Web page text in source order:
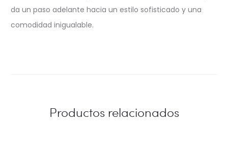
da un paso adelante hacia un estilo sofisticado y una
comodidad inigualable.
Productos relacionados